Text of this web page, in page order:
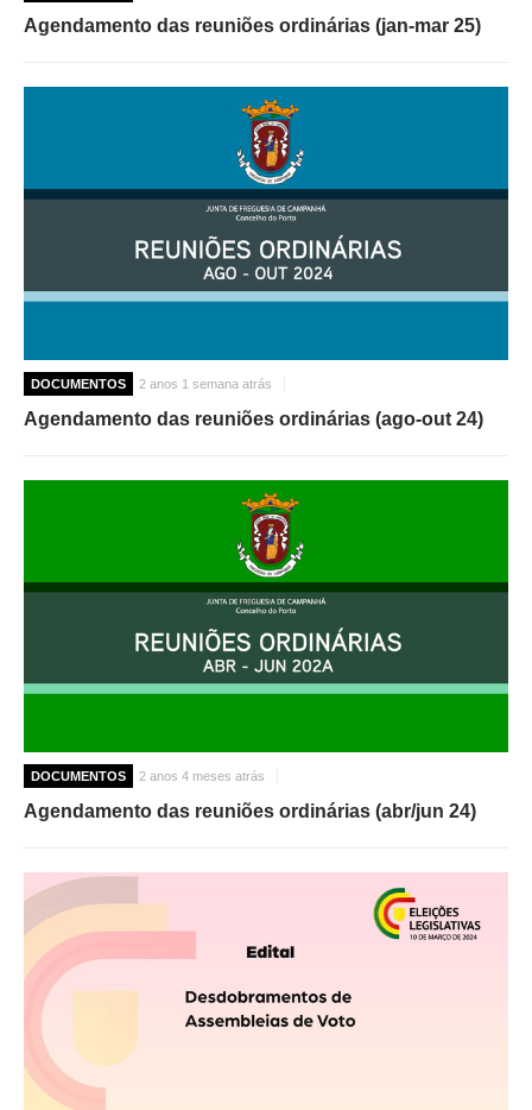
Agendamento das reuniões ordinárias (jan-mar 25)
DOCUMENTOS 2 anos 1 semana atrás
Agendamento das reuniões ordinárias (ago-out 24)
DOCUMENTOS 2 anos 4 meses atrás
Agendamento das reuniões ordinárias (abr/jun 24)